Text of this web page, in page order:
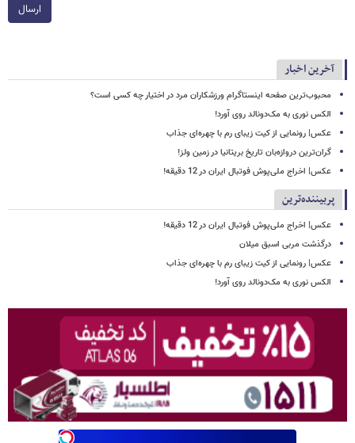
ارسال
آخرین اخبار
محبوب‌ترین صفحه اینستاگرام ورزشکاران مرد در اختیار چه کسی است؟
الکس نوری به مک‌دونالد روی آورد!
عکس| رونمایی از کیت زیبای رم با چهره‌ای جذاب
گران‌ترین دروازه‌بان تاریخ بریتانیا در زمین ولز!
عکس| اخراج ملی‌پوش فوتبال ایران در 12 دقیقه!
پربیننده‌ترین
عکس| اخراج ملی‌پوش فوتبال ایران در 12 دقیقه!
درگذشت مربی اسبق میلان
عکس| رونمایی از کیت زیبای رم با چهره‌ای جذاب
الکس نوری به مک‌دونالد روی آورد!